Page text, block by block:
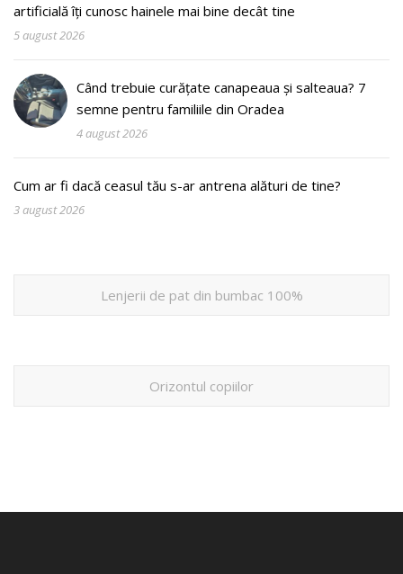
artificială îți cunosc hainele mai bine decât tine
5 august 2026
Când trebuie curățate canapeaua și salteaua? 7
semne pentru familiile din Oradea
4 august 2026
Cum ar fi dacă ceasul tău s-ar antrena alături de tine?
3 august 2026
Lenjerii de pat din bumbac 100%
Orizontul copiilor